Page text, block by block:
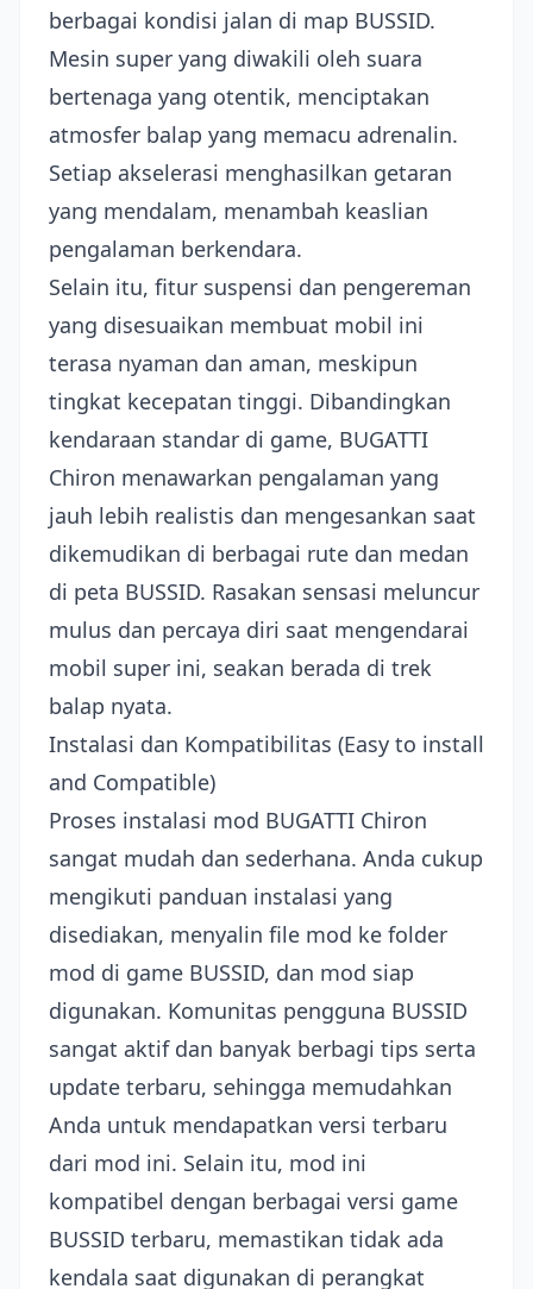
berbagai kondisi jalan di map BUSSID.
Mesin super yang diwakili oleh suara
bertenaga yang otentik, menciptakan
atmosfer balap yang memacu adrenalin.
Setiap akselerasi menghasilkan getaran
yang mendalam, menambah keaslian
pengalaman berkendara.
Selain itu, fitur suspensi dan pengereman
yang disesuaikan membuat mobil ini
terasa nyaman dan aman, meskipun
tingkat kecepatan tinggi. Dibandingkan
kendaraan standar di game, BUGATTI
Chiron menawarkan pengalaman yang
jauh lebih realistis dan mengesankan saat
dikemudikan di berbagai rute dan medan
di peta BUSSID. Rasakan sensasi meluncur
mulus dan percaya diri saat mengendarai
mobil super ini, seakan berada di trek
balap nyata.
Instalasi dan Kompatibilitas (Easy to install
and Compatible)
Proses instalasi mod BUGATTI Chiron
sangat mudah dan sederhana. Anda cukup
mengikuti panduan instalasi yang
disediakan, menyalin file mod ke folder
mod di game BUSSID, dan mod siap
digunakan. Komunitas pengguna BUSSID
sangat aktif dan banyak berbagi tips serta
update terbaru, sehingga memudahkan
Anda untuk mendapatkan versi terbaru
dari mod ini. Selain itu, mod ini
kompatibel dengan berbagai versi game
BUSSID terbaru, memastikan tidak ada
kendala saat digunakan di perangkat